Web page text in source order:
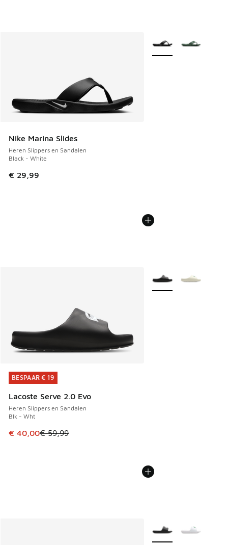
Nike Marina Slides
Heren Slippers en Sandalen
Black - White
€ 29,99
Meer kleuren
BESPAAR € 19
Lacoste Serve 2.0 Evo
Heren Slippers en Sandalen
Blk - Wht
Dit artikel is in de uitverkoop. Dit artikel is in de
€ 40,00€ 59,99
BESPAAR € 19
Meer kleuren
Meer kleuren